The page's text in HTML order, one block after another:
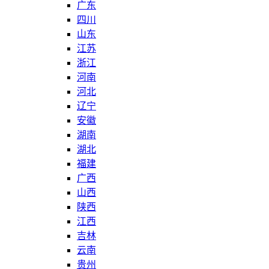
广东
四川
山东
江苏
浙江
河南
河北
辽宁
安徽
湖南
湖北
福建
广西
山西
陕西
江西
吉林
云南
贵州